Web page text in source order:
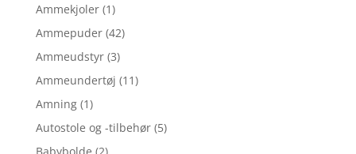
Ammekjoler (1)
Ammepuder (42)
Ammeudstyr (3)
Ammeundertøj (11)
Amning (1)
Autostole og -tilbehør (5)